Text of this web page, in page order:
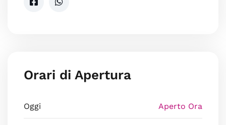
Orari di Apertura
Oggi Aperto Ora